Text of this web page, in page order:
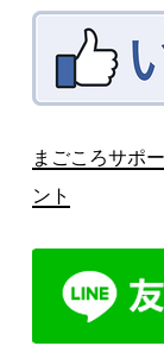
まごころサポ
ント